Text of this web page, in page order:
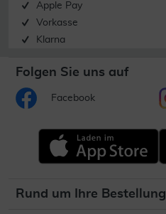
Apple Pay
Vorkasse
Klarna
Folgen Sie uns auf
Facebook
Rund um Ihre Bestellung